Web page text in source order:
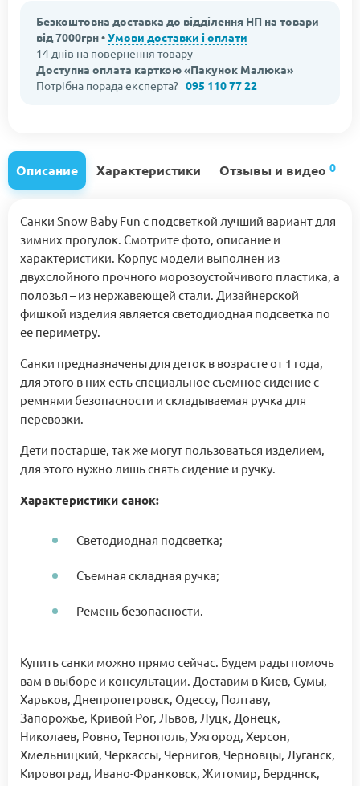
Безкоштовна доставка до відділення НП на товари
від 7000грн •Умови доставки і оплати
14 днів на повернення товару
Доступна оплата карткою «Пакунок Малюка»
Потрібна порада експерта? 095 110 77 22
Описание Характеристики Отзывы и видео 0
Санки Snow Baby Fun с подсветкой лучший вариант для
зимних прогулок. Смотрите фото, описание и
характеристики. Корпус модели выполнен из
двухслойного прочного морозоустойчивого пластика, а
полозья – из нержавеющей стали. Дизайнерской
фишкой изделия является светодиодная подсветка по
ее периметру.
Санки предназначены для деток в возрасте от 1 года,
для этого в них есть специальное съемное сидение с
ремнями безопасности и складываемая ручка для
перевозки.
Дети постарше, так же могут пользоваться изделием,
для этого нужно лишь снять сидение и ручку.
Характеристики санок:
Светодиодная подсветка;
Съемная складная ручка;
Ремень безопасности.
Купить санки можно прямо сейчас. Будем рады помочь
вам в выборе и консультации. Доставим в Киев, Сумы,
Харьков, Днепропетровск, Одессу, Полтаву,
Запорожье, Кривой Рог, Львов, Луцк, Донецк,
Николаев, Ровно, Тернополь, Ужгород, Херсон,
Хмельницкий, Черкассы, Чернигов, Черновцы, Луганск,
Кировоград, Ивано-Франковск, Житомир, Бердянск,